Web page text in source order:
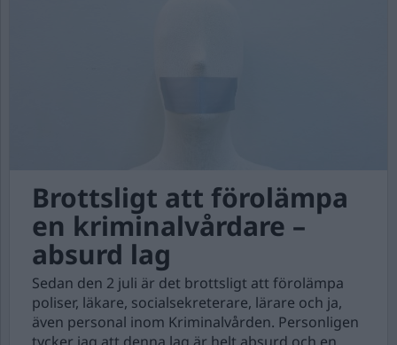
Brottsligt att förolämpa
en kriminalvårdare –
absurd lag
Sedan den 2 juli är det brottsligt att förolämpa
poliser, läkare, socialsekreterare, lärare och ja,
även personal inom Kriminalvården. Personligen